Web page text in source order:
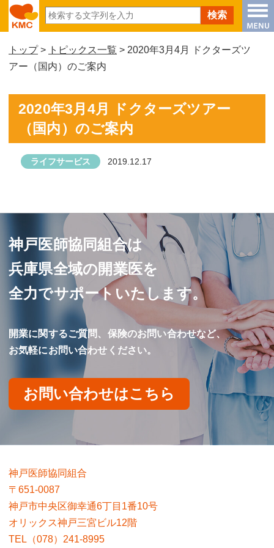
トップ> トピックス一覧 > 2020年3月4月 ドクターズツ
アー（国内）のご案内
2020年3月4月 ドクターズツアー
（国内）のご案内
ライフサービス 2019.12.17
神戸医師協同組合は
兵庫県全域の開業医を
全力でサポートいたします。
開業に関するご質問、保険のお問い合わせなど、
お気軽にお問い合わせください。
お問い合わせはこちら
神戸医師協同組合
〒651-0087
神戸市中央区御幸通6丁目1番10号
オリックス神戸三宮ビル12階
TEL（078）241-8995